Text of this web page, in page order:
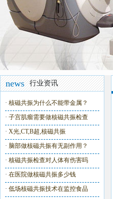
news 行业资讯
· 核磁共振为什么不能带金属？
· 子宫肌瘤需要做核磁共振检查
· X光,CT,B超,核磁共振
· 脑部做核磁共振有无副作用？
· 核磁共振检查对人体有伤害吗
· 在医院做核磁共振多少钱
· 低场核磁共振技术在监控食品